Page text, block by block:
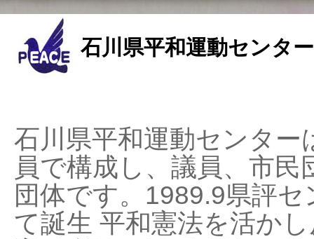
石川県平和運動センタ
石川県平和運動センタ
員で構成し、議員、市
団体です。1989.9県評
て誕生 平和憲法を活か